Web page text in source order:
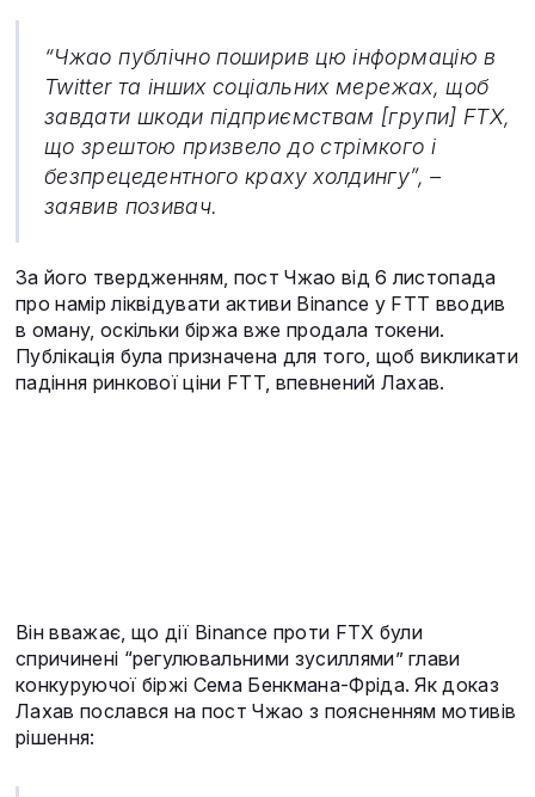
“Чжао публічно поширив цю інформацію в
Twitter та інших соціальних мережах, щоб
завдати шкоди підприємствам [групи] FTX,
що зрештою призвело до стрімкого і
безпрецедентного краху холдингу”, –
заявив позивач.
За його твердженням, пост Чжао від 6 листопада
про намір ліквідувати активи Binance у FTT вводив
в оману, оскільки біржа вже продала токени.
Публікація була призначена для того, щоб викликати
падіння ринкової ціни FTT, впевнений Лахав.
Він вважає, що дії Binance проти FTX були
спричинені “регулювальними зусиллями” глави
конкуруючої біржі Сема Бенкмана-Фріда. Як доказ
Лахав послався на пост Чжао з поясненням мотивів
рішення: